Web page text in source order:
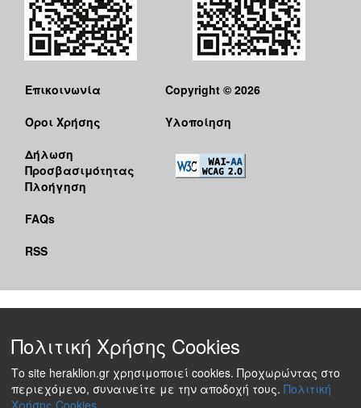
Επικοινωνία
Όροι Χρήσης
Δήλωση
Προσβασιμότητας
Πλοήγηση
FAQs
RSS
Copyright © 2026
Υλοποίηση
Πολιτική Χρήσης Cookies
Το site heraklion.gr χρησιμοποιεί cookies. Προχωρώντας στο
περιεχόμενο, συναινείτε με την αποδοχή τους. Πολιτική
Χρήσης Cookies